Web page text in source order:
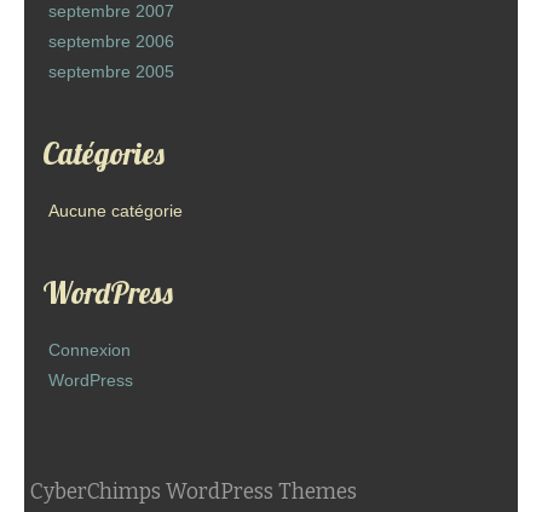
septembre 2007
septembre 2006
septembre 2005
Catégories
Aucune catégorie
WordPress
Connexion
WordPress
CyberChimps WordPress Themes